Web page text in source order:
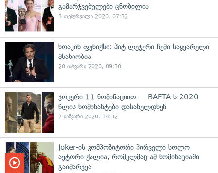
გამარჯვებულები ცნობილია
3 თებერვალი 2020, 07:32
ხოაკინ ფენიქსი: ჰიტ ლეჯერი ჩემი საყვარელი
მსახიობია
20 იანვარი 2020, 09:30
ჯოკერი 11 ნომინაციით — BAFTA-ს 2020
წლის ნომინანტები დასახელდნენ
7 იანვარი 2020, 14:32
Joker-ის კომპოზიტორი პირველი სოლო
ავტორი ქალია, რომელმაც ამ ნომინაციაში
გაიმარჯვა